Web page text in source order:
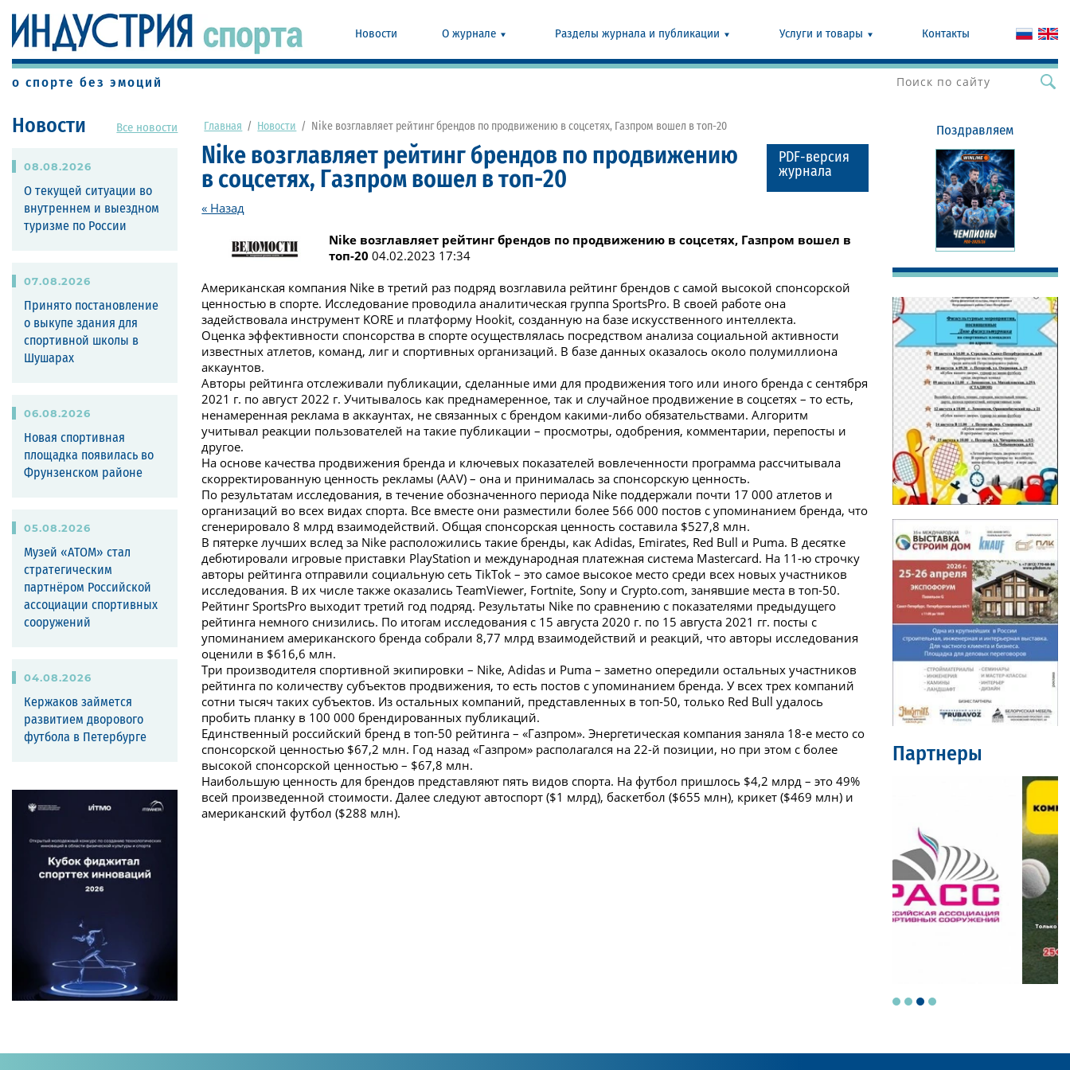
Новости О журнале Разделы журнала и публикации Услуги и товары Контакты
о спорте без эмоций
Новости Все новости
08.08.2026
О текущей ситуации во
внутреннем и выездном
туризме по России
07.08.2026
Принято постановление
о выкупе здания для
спортивной школы в
Шушарах
06.08.2026
Новая спортивная
площадка появилась во
Фрунзенском районе
05.08.2026
Музей «АТОМ» стал
стратегическим
партнёром Российской
ассоциации спортивных
сооружений
04.08.2026
Кержаков займется
развитием дворового
футбола в Петербурге
Главная / Новости / Nike возглавляет рейтинг брендов по продвижению в соцсетях, Газпром вошел в топ-20
Nike возглавляет рейтинг брендов по продвижению
в соцсетях, Газпром вошел в топ-20
PDF-версия
журнала
« Назад
Nike возглавляет рейтинг брендов по продвижению в соцсетях, Газпром вошел в
топ-20 04.02.2023 17:34
Американская компания Nike в третий раз подряд возглавила рейтинг брендов с самой высокой спонсорской
ценностью в спорте. Исследование проводила аналитическая группа SportsPro. В своей работе она
задействовала инструмент KORE и платформу Hookit, созданную на базе искусственного интеллекта.
Оценка эффективности спонсорства в спорте осуществлялась посредством анализа социальной активности
известных атлетов, команд, лиг и спортивных организаций. В базе данных оказалось около полумиллиона
аккаунтов.
Авторы рейтинга отслеживали публикации, сделанные ими для продвижения того или иного бренда с сентября
2021 г. по август 2022 г. Учитывалось как преднамеренное, так и случайное продвижение в соцсетях – то есть,
ненамеренная реклама в аккаунтах, не связанных с брендом какими-либо обязательствами. Алгоритм
учитывал реакции пользователей на такие публикации – просмотры, одобрения, комментарии, перепосты и
другое.
На основе качества продвижения бренда и ключевых показателей вовлеченности программа рассчитывала
скорректированную ценность рекламы (AAV) – она и принималась за спонсорскую ценность.
По результатам исследования, в течение обозначенного периода Nike поддержали почти 17 000 атлетов и
организаций во всех видах спорта. Все вместе они разместили более 566 000 постов с упоминанием бренда, что
сгенерировало 8 млрд взаимодействий. Общая спонсорская ценность составила $527,8 млн.
В пятерке лучших вслед за Nike расположились такие бренды, как Adidas, Emirates, Red Bull и Puma. В десятке
дебютировали игровые приставки PlayStation и международная платежная система Mastercard. На 11-ю строчку
авторы рейтинга отправили социальную сеть TikTok – это самое высокое место среди всех новых участников
исследования. В их числе также оказались TeamViewer, Fortnite, Sony и Crypto.com, занявшие места в топ-50.
Рейтинг SportsPro выходит третий год подряд. Результаты Nike по сравнению с показателями предыдущего
рейтинга немного снизились. По итогам исследования с 15 августа 2020 г. по 15 августа 2021 гг. посты с
упоминанием американского бренда собрали 8,77 млрд взаимодействий и реакций, что авторы исследования
оценили в $616,6 млн.
Три производителя спортивной экипировки – Nike, Adidas и Puma – заметно опередили остальных участников
рейтинга по количеству субъектов продвижения, то есть постов с упоминанием бренда. У всех трех компаний
сотни тысяч таких субъектов. Из остальных компаний, представленных в топ-50, только Red Bull удалось
пробить планку в 100 000 брендированных публикаций.
Единственный российский бренд в топ-50 рейтинга – «Газпром». Энергетическая компания заняла 18-е место со
спонсорской ценностью $67,2 млн. Год назад «Газпром» располагался на 22-й позиции, но при этом с более
высокой спонсорской ценностью – $67,8 млн.
Наибольшую ценность для брендов представляют пять видов спорта. На футбол пришлось $4,2 млрд – это 49%
всей произведенной стоимости. Далее следуют автоспорт ($1 млрд), баскетбол ($655 млн), крикет ($469 млн) и
американский футбол ($288 млн).
Поздравляем
Партнеры